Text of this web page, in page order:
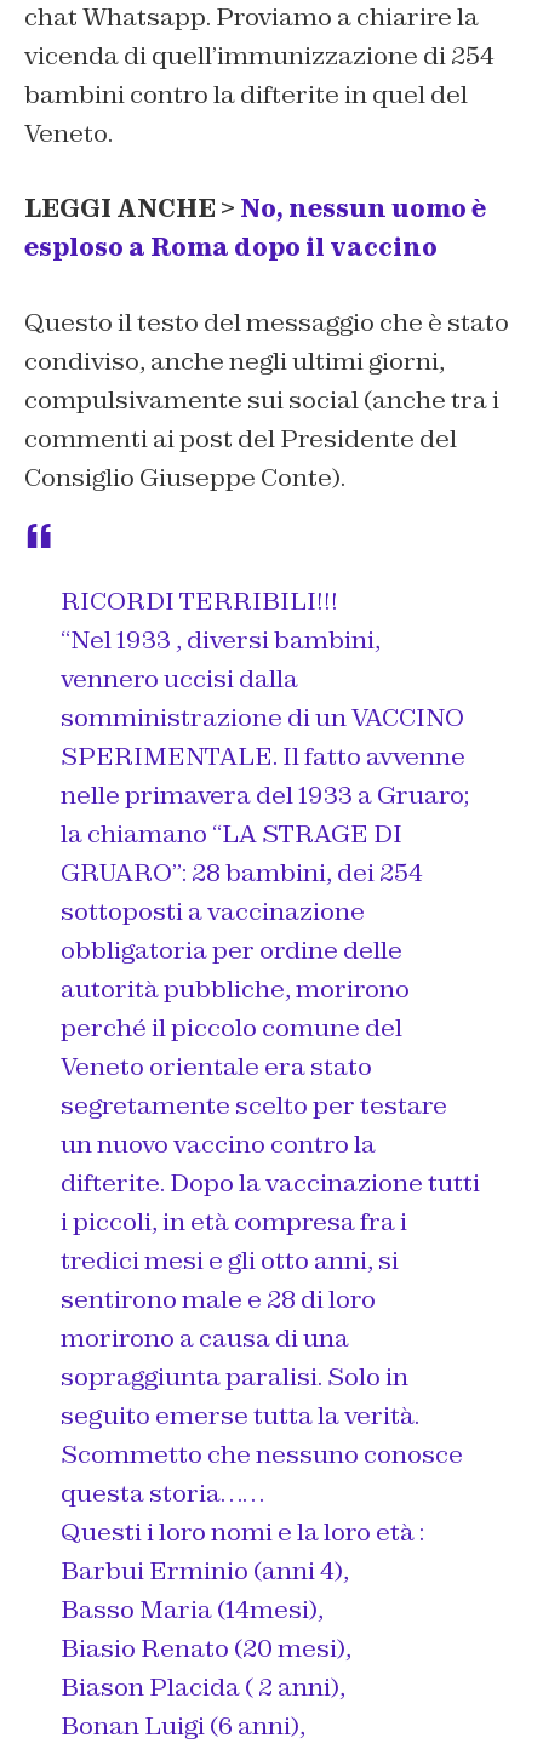
chat Whatsapp. Proviamo a chiarire la
vicenda di quell’immunizzazione di 254
bambini contro la difterite in quel del
Veneto.
LEGGI ANCHE > No, nessun uomo è
esploso a Roma dopo il vaccino
Questo il testo del messaggio che è stato
condiviso, anche negli ultimi giorni,
compulsivamente sui social (anche tra i
commenti ai post del Presidente del
Consiglio Giuseppe Conte).
RICORDI TERRIBILI!!!
“Nel 1933 , diversi bambini,
vennero uccisi dalla
somministrazione di un VACCINO
SPERIMENTALE. Il fatto avvenne
nelle primavera del 1933 a Gruaro;
la chiamano “LA STRAGE DI
GRUARO”: 28 bambini, dei 254
sottoposti a vaccinazione
obbligatoria per ordine delle
autorità pubbliche, morirono
perché il piccolo comune del
Veneto orientale era stato
segretamente scelto per testare
un nuovo vaccino contro la
difterite. Dopo la vaccinazione tutti
i piccoli, in età compresa fra i
tredici mesi e gli otto anni, si
sentirono male e 28 di loro
morirono a causa di una
sopraggiunta paralisi. Solo in
seguito emerse tutta la verità.
Scommetto che nessuno conosce
questa storia……
Questi i loro nomi e la loro età :
Barbui Erminio (anni 4),
Basso Maria (14mesi),
Biasio Renato (20 mesi),
Biason Placida ( 2 anni),
Bonan Luigi (6 anni),